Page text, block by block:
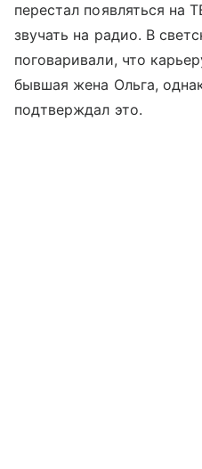
перестал появляться на
звучать на радио. В
поговаривали, что
бывшая жена Ольга,
подтверждал это.